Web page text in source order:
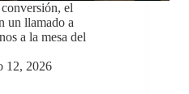
el
un llamado a
a la mesa del
12, 2026